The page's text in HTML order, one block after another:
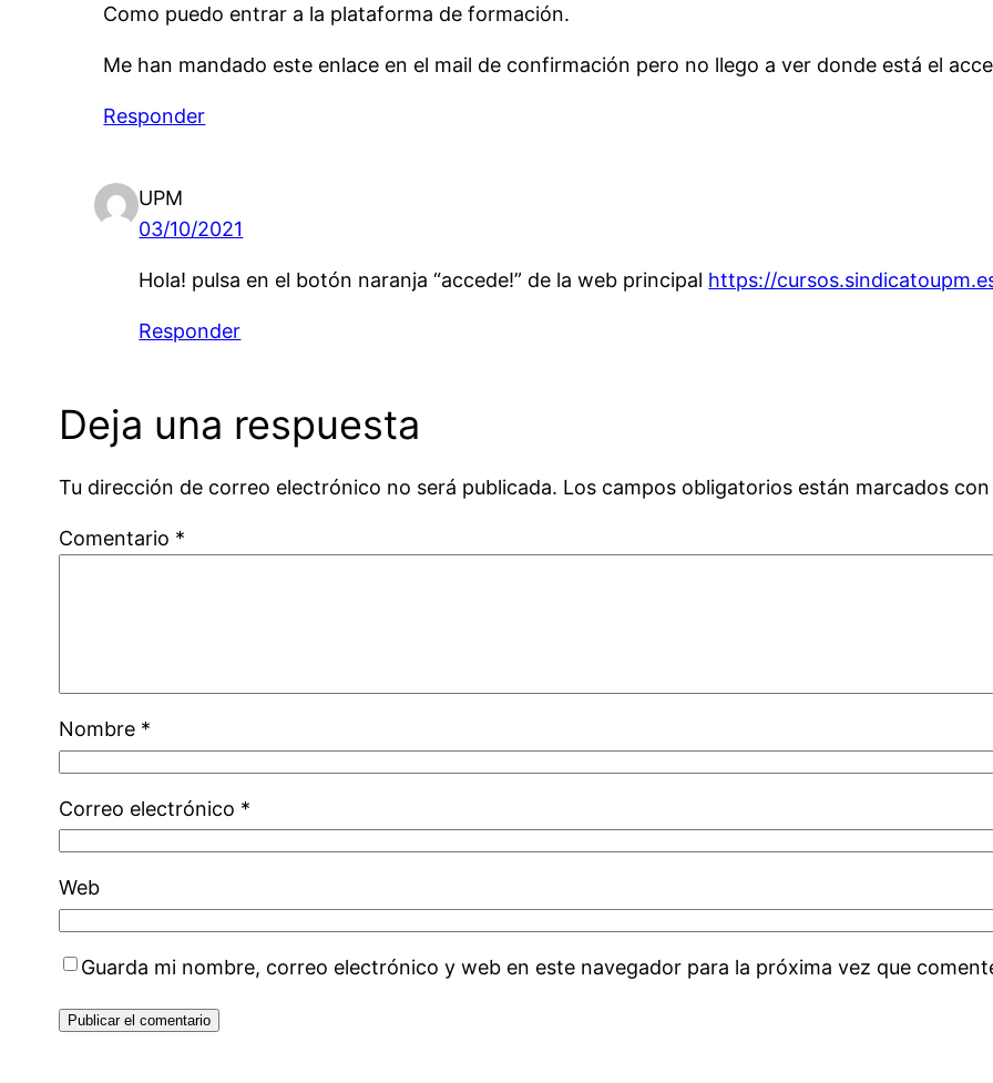
Como puedo entrar a la plataforma de formación.
Me han mandado este enlace en el mail de confirmación pero no llego a ver donde está el
Responder
UPM
03/10/2021
Hola! pulsa en el botón naranja “accede!” de la web principal https://
Responder
Deja una respuesta
Tu dirección de correo electrónico no será publicada. Los campos obligatorios están marcados
Comentario *
Nombre *
Correo electrónico *
Web
Guarda mi nombre, correo electrónico y web en este navegador para la próxima vez que